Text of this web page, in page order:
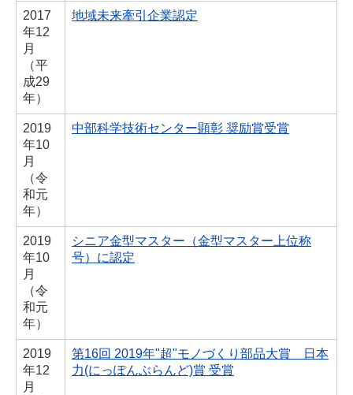
2017
年12
月
（平
成29
年）
地域未来牽引企業認定
2019
年10
月
（令
和元
年）
中部科学技術センター顕彰 奨励賞受賞
2019
年10
月
（令
和元
年）
シニア金型マスター（金型マスター上位称
号）に認定
2019
年12
月
第16回 2019年"超"モノづくり部品大賞 日本
力(にっぽんぶらんど)賞 受賞